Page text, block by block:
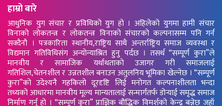
हाम्रो बारे
आधुनिक युग संचार र प्रविधिको युग हो । अहिलेको युगमा हामी संचार
विनाको लोकतन्त्र र लोकतन्त्र विनाको संचारको कल्पनासम्म पनि गर्न
सक्दैनौ । पत्रकारिता स्थानीय,राष्ट्रिय साथै अन्तर्राष्ट्रिय समाज व्यवस्था र
विद्यमान गतिविधिसंग अन्योन्याश्रित हुनु पर्दछ । तसर्थ “सम्पूर्ण कुरा”ले
मानवीय र सामाजिक यर्थाथताको उजागर गरी समाजलाई
गतिशिल,चेतनशील र उन्नतशील बनाउन अतुलनिय भूमिका खेल्नेछ । “सम्पूर्ण
कुरा”को उदेश्यनै गहकिलो दूरदृष्टि लिई मनोगत कल्पनाशीलता भन्दा
तथ्यको आधारमा मानवीय मूल्य मान्यतालाई सन्मार्गतर्फ डोर्‍याई समृद्ध समाज
निर्माण गर्नु हो । “सम्पूर्ण कुरा” प्राज्ञिक बौद्धिक विमर्शको केन्द्र बन्नेछ जहाँ